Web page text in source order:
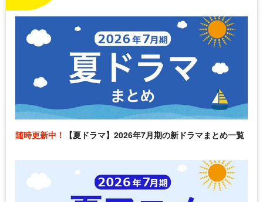
随時更新中！ 【夏ドラマ】2026年7月期の新ドラマまとめ一覧